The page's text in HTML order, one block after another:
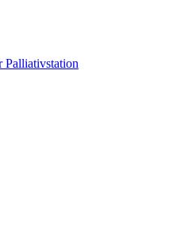
Palliativstation